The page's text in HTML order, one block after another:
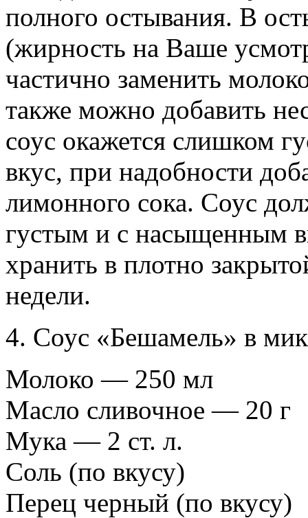
полного остывания. В
(жирность на Ваше
частично заменить
также можно добавить
соус окажется слишком
вкус, при надобности
лимонного сока. Соус
густым и с насыщенным
хранить в плотно
недели.
4. Соус «Бешамель» в
Молоко — 250 мл
Масло сливочное — 20 г
Мука — 2 ст. л.
Соль (по вкусу)
Перец черный (по вкусу)